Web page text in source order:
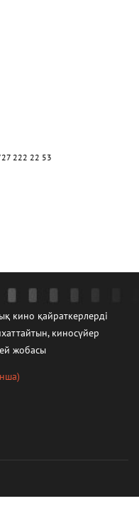
222 22 53
кино қайраткерлерді
киносүйер
жобасы